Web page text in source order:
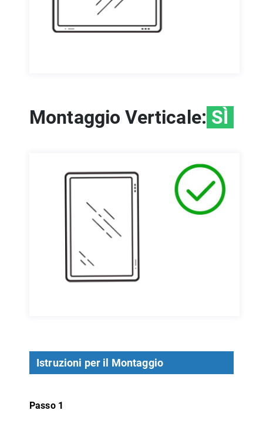
Montaggio Verticale: SÌ
Istruzioni per il Montaggio
Passo 1